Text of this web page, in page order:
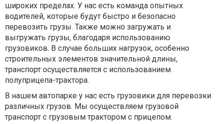
широких пределах. У нас есть команда опытных
водителей, которые будут быстро и безопасно
перевозить грузы. Также можно загружать и
выгружать грузы, благодаря использованию
грузовиков. В случае больших нагрузок, особенно
строительных элементов значительной длины,
транспорт осуществляется с использованием
полуприцепа-трактора.
В нашем автопарке у нас есть грузовики для перевозки
различных грузов. Мы осуществляем грузовой
транспорт с грузовым трактором с прицепом.